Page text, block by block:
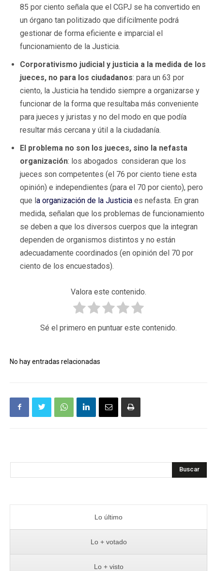
85 por ciento señala que el CGPJ se ha convertido en
un órgano tan politizado que difícilmente podrá
gestionar de forma eficiente e imparcial el
funcionamiento de la Justicia.
Corporativismo judicial y justicia a la medida de los
jueces, no para los ciudadanos: para un 63 por
ciento, la Justicia ha tendido siempre a organizarse y
funcionar de la forma que resultaba más conveniente
para jueces y juristas y no del modo en que podía
resultar más cercana y útil a la ciudadanía.
El problema no son los jueces, sino la nefasta
organización: los abogados consideran que los
jueces son competentes (el 76 por ciento tiene esta
opinión) e independientes (para el 70 por ciento), pero
que la organización de la Justicia es nefasta. En gran
medida, señalan que los problemas de funcionamiento
se deben a que los diversos cuerpos que la integran
dependen de organismos distintos y no están
adecuadamente coordinados (en opinión del 70 por
ciento de los encuestados).
Valora este contenido.
Sé el primero en puntuar este contenido.
No hay entradas relacionadas
Buscar
Lo último
Lo + votado
Lo + visto